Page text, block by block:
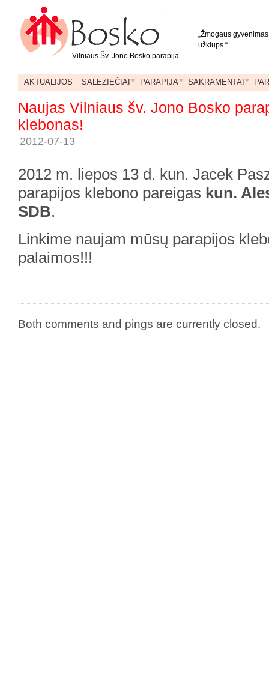
„Žmogaus
užklups.“
Vilniaus Šv. Jono Bosko parapija
AKTUALIJOS SALEZIEČIAI PARAPIJA SAKRAMENTAI
Naujas Vilniaus šv. Jono Bosko
klebonas!
2012-07-13
2012 m. liepos 13 d. kun. Jacek
parapijos klebono pareigas kun.
SDB.
Linkime naujam mūsų parapijos
palaimos!!!
Both comments and pings are currently closed.